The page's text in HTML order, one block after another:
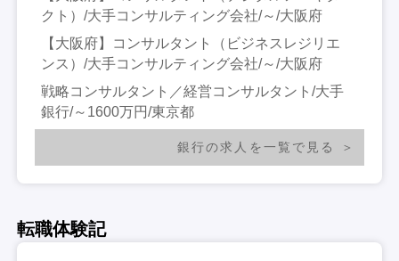
クト）/大手コンサルティング会社/～/大阪府
【大阪府】コンサルタント（ビジネスレジリエ
ンス）/大手コンサルティング会社/～/大阪府
戦略コンサルタント／経営コンサルタント/大手
銀行/～1600万円/東京都
銀行の求人を一覧で見る
転職体験記